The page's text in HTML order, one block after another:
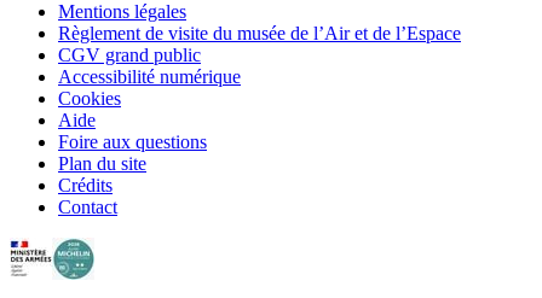
Mentions légales
Règlement de visite du musée de l’Air et de l’Espace
CGV grand public
Accessibilité numérique
Cookies
Aide
Foire aux questions
Plan du site
Crédits
Contact